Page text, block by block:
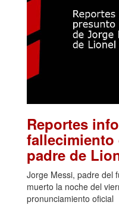
Reportes
fallecimiento
padre de
Jorge Messi, padre del
muerto la noche del
pronunciamiento oficial